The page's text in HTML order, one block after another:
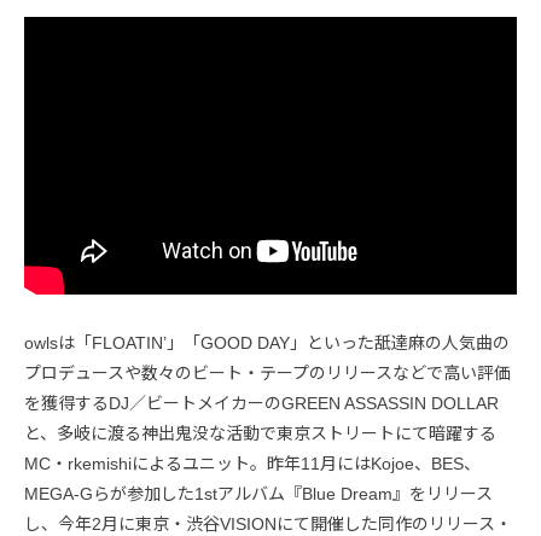
owlsは「FLOATIN’」「GOOD DAY」といった舐達麻の人気曲の
プロデュースや数々のビート・テープのリリースなどで高い評価
を獲得するDJ／ビートメイカーのGREEN ASSASSIN DOLLAR
と、多岐に渡る神出鬼没な活動で東京ストリートにて暗躍する
MC・rkemishiによるユニット。昨年11月にはKojoe、BES、
MEGA-Gらが参加した1stアルバム『Blue Dream』をリリース
し、今年2月に東京・渋谷VISIONにて開催した同作のリリース・